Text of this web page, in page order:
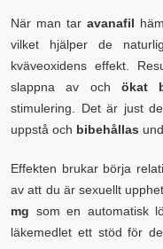
När man tar avanafil
vilket hjälper de
kväveoxidens effekt.
slappna av och ökat
stimulering. Det är just
uppstå och bibehållas
Effekten brukar börja
av att du är sexuellt
mg som en automatisk
läkemedlet ett stöd för